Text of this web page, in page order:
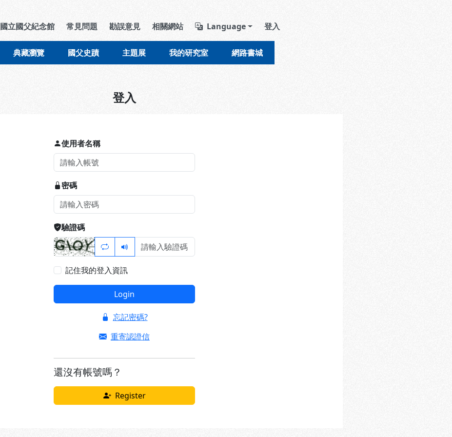
導覽列區塊
國立國父紀念館 常見問題 勘誤意見 相關網站 Language 登入
典藏瀏覽 國父史蹟 主題展 我的研究室 網路書城
登入
使用者名稱
密碼
驗證碼
記住我的登入資訊
Login
忘記密碼?
重寄認證信
還沒有帳號嗎？
Register